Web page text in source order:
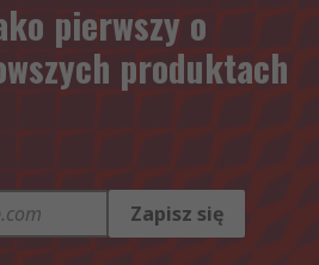
pierwszy o
produktach
Zapisz się